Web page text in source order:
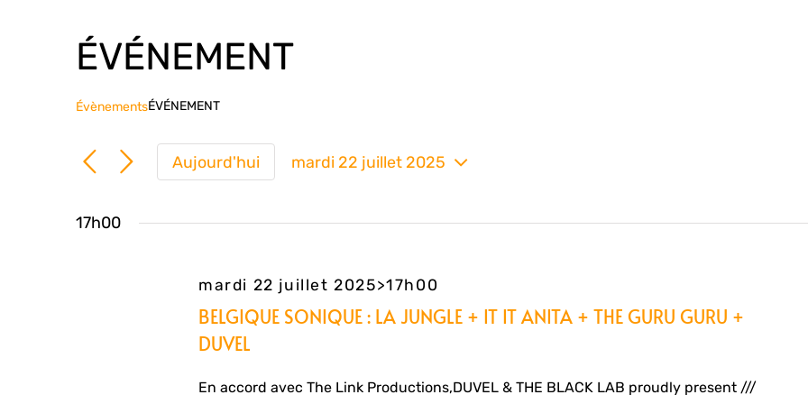
ÉVÉNEMENT
ÉvènementsÉVÉNEMENT
Aujourd'hui mardi 22 juillet 2025
17h00
mardi 22 juillet 2025>17h00
BELGIQUE SONIQUE : LA JUNGLE + IT IT ANITA + THE GURU GURU +
DUVEL
En accord avec The Link Productions,DUVEL & THE BLACK LAB proudly present ///